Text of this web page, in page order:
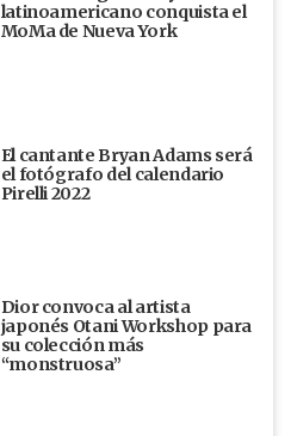
latinoamericano conquista el
MoMa de Nueva York
El cantante Bryan Adams será
el fotógrafo del calendario
Pirelli 2022
Dior convoca al artista
japonés Otani Workshop para
su colección más
“monstruosa”